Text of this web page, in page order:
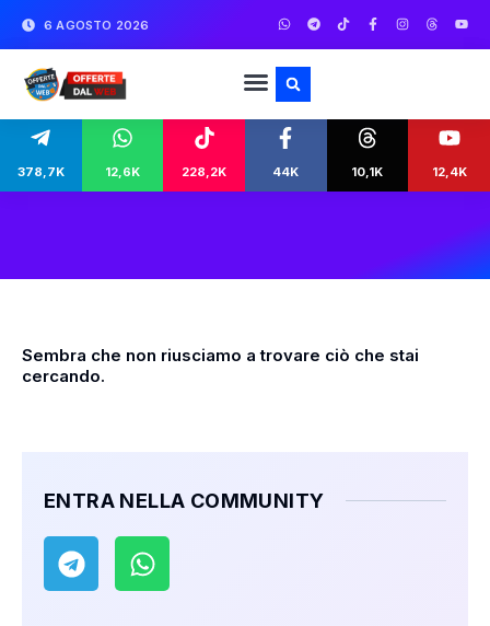
6 AGOSTO 2026
378,7K 12,6K 228,2K 44K 10,1K 12,4K
Sembra che non riusciamo a trovare ciò che stai
cercando.
ENTRA NELLA COMMUNITY